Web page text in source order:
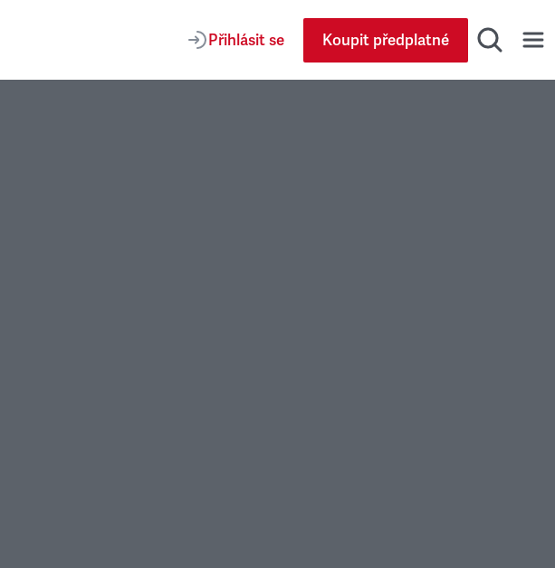
Přihlásit se Koupit předplatné